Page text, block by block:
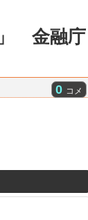
」 金融庁
0 コメ